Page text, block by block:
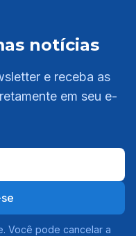
notícias
e receba as
em seu e-
Você pode cancelar a